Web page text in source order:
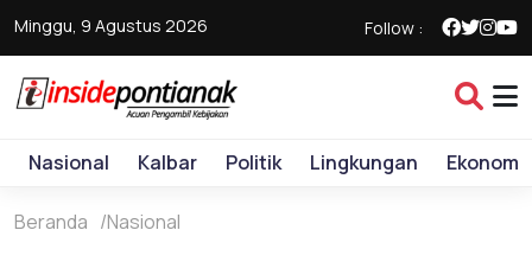
Minggu, 9 Agustus 2026 Follow :
Nasional Kalbar Politik Lingkungan Ekonomi
Beranda Nasional